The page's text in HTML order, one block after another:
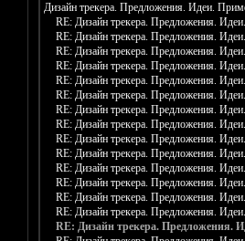
Дизайн трекера. Предложения. Идеи.
RE: Дизайн трекера. Предложения.
RE: Дизайн трекера. Предложения.
RE: Дизайн трекера. Предложения.
RE: Дизайн трекера. Предложения.
RE: Дизайн трекера. Предложения.
RE: Дизайн трекера. Предложения.
RE: Дизайн трекера. Предложения.
RE: Дизайн трекера. Предложения.
RE: Дизайн трекера. Предложения.
RE: Дизайн трекера. Предложения.
RE: Дизайн трекера. Предложения.
RE: Дизайн трекера. Предложения.
RE: Дизайн трекера. Предложения.
RE: Дизайн трекера. Предложения.
RE: Дизайн трекера. Предложения.